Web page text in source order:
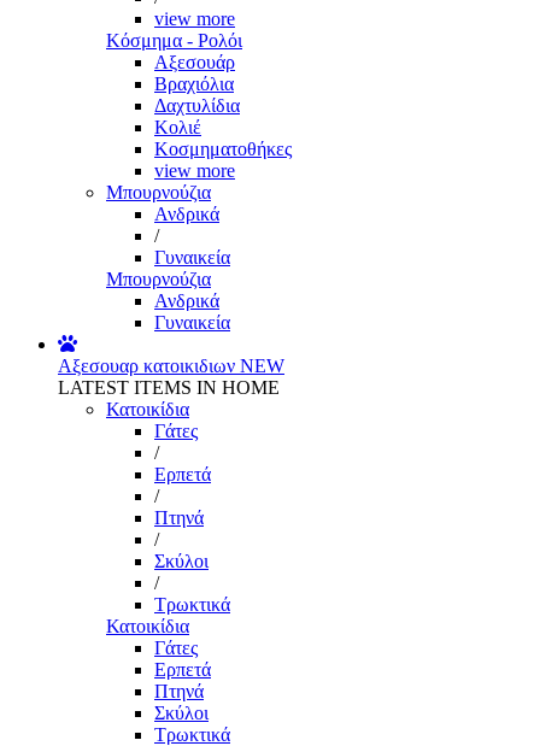
view more
Κόσμημα - Ρολόι
Αξεσουάρ
Βραχιόλια
Δαχτυλίδια
Κολιέ
Κοσμηματοθήκες
view more
Μπουρνούζια
Ανδρικά
/
Γυναικεία
Μπουρνούζια
Ανδρικά
Γυναικεία
Αξεσουαρ κατοικιδιων NEW
LATEST ITEMS IN HOME
Κατοικίδια
Γάτες
/
Ερπετά
/
Πτηνά
/
Σκύλοι
/
Τρωκτικά
Κατοικίδια
Γάτες
Ερπετά
Πτηνά
Σκύλοι
Τρωκτικά